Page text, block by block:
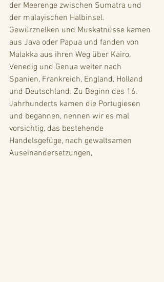
der Meerenge zwischen Sumatra und
der malayischen Halbinsel.
Gewürznelken und Muskatnüsse kamen
aus Java oder Papua und fanden von
Malakka aus ihren Weg über Kairo,
Venedig und Genua weiter nach
Spanien, Frankreich, England, Holland
und Deutschland. Zu Beginn des 16.
Jahrhunderts kamen die Portugiesen
und begannen, nennen wir es mal
vorsichtig, das bestehende
Handelsgefüge, nach gewaltsamen
Auseinandersetzungen,